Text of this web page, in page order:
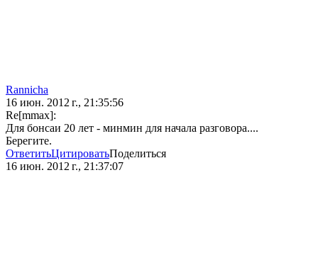
Rannicha
16 июн. 2012 г., 21:35:56
Re[mmax]:
Для бонсаи 20 лет - минмин для начала разговора....
Берегите.
ОтветитьЦитироватьПоделиться
16 июн. 2012 г., 21:37:07